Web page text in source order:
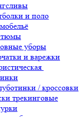
и поло
уборы
и варежки
/ кроссовки
трекинговые